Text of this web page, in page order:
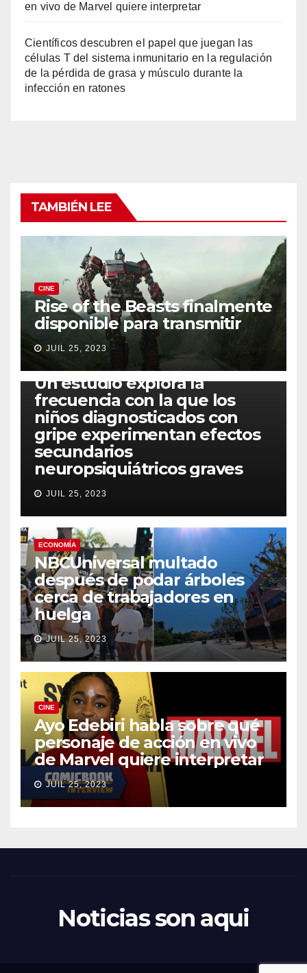
en vivo de Marvel quiere interpretar
Científicos descubren el papel que juegan las
células T del sistema inmunitario en la regulación
de la pérdida de grasa y músculo durante la
infección en ratones
TAMBIÉN LEE
CINE
Rise of the Beasts finalmente
disponible para transmitir
JUIL 25, 2023
Un estudio explora la
frecuencia con la que los
niños diagnosticados con
gripe experimentan efectos
secundarios
neuropsiquiátricos graves
JUIL 25, 2023
ECONOMÍA
NBCUniversal multado
después de podar árboles
cerca de trabajadores en
huelga
JUIL 25, 2023
CINE
Ayo Edebiri habla sobre qué
personaje de acción en vivo
de Marvel quiere interpretar
JUIL 25, 2023
Noticias son aqui